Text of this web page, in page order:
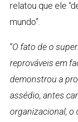
relatou que ele
mundo”.
“O fato de o
reprováveis em
demonstrou a
assédio, antes
organizacional, o